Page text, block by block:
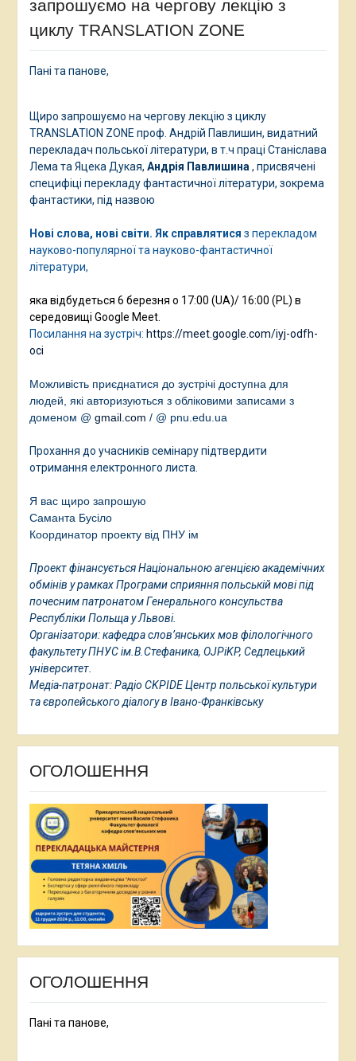
запрошуємо на чергову лекцію з
циклу TRANSLATION ZONE
Пані та панове,
Щиро запрошуємо на чергову лекцію з циклу
TRANSLATION ZONE проф. Андрій Павлишин, видатний
перекладач польської літератури, в т.ч праці Станіслава
Лема та Яцека Дукая, Андрія Павлишина, присвячені
специфіці перекладу фантастичної літератури, зокрема
фантастики, під назвою
Нові слова, нові світи. Як справлятися з перекладом
науково-популярної та науково-фантастичної
літератури,
яка відбудеться 6 березня о 17:00 (UA)/ 16:00 (PL) в
середовищі Google Meet.
Посилання на зустріч: https://meet.google.com/iyj-odfh-
oci
Можливість приєднатися до зустрічі доступна для
людей, які авторизуються з обліковими записами з
доменом @ gmail.com / @ pnu.edu.ua
Прохання до учасників семінару підтвердити
отримання електронного листа.
Я вас щиро запрошую
Саманта Бусіло
Координатор проекту від ПНУ ім
Проект фінансується Національною агенцією академічних
обмінів у рамках Програми сприяння польській мові під
почесним патронатом Генерального консульства
Республіки Польща у Львові.
Організатори: кафедра слов’янських мов філологічного
факультету ПНУС ім.В.Стефаника, OJPiKP, Седлецький
університет.
Медіа-патронат: Радіо CKPIDE Центр польської культури
та європейського діалогу в Івано-Франківську
ОГОЛОШЕННЯ
ОГОЛОШЕННЯ
Пані та панове,